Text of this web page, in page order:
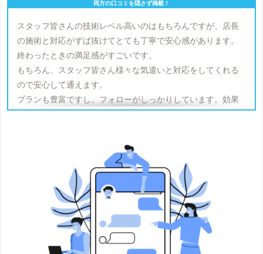
スタッフ皆さんの技術レベル高いのはもちろんですが、店長
の施術と対応がずば抜けてとても丁寧で安心感があります。
終わったときの満足感がすごいです。
もちろん、スタッフ皆さん様々な気遣いと対応をしてくれる
ので安心して通えます。
プランも豊富ですし、フォローがしっかりしています。効果
もありますので継続して通いたいところです。
をもっと見る